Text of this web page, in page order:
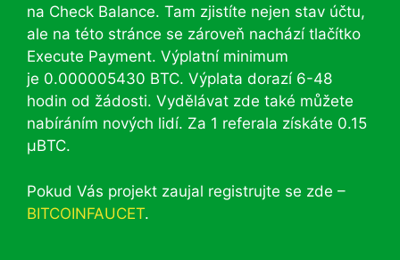
na Check Balance. Tam zjistíte nejen stav účtu,
ale na této stránce se zároveň nachází tlačítko
Execute Payment. Výplatní minimum
je 0.000005430 BTC. Výplata dorazí 6-48
hodin od žádosti. Vydělávat zde také můžete
nabíráním nových lidí. Za 1 referala získáte 0.15
μBTC.
Pokud Vás projekt zaujal registrujte se zde –
BITCOINFAUCET.